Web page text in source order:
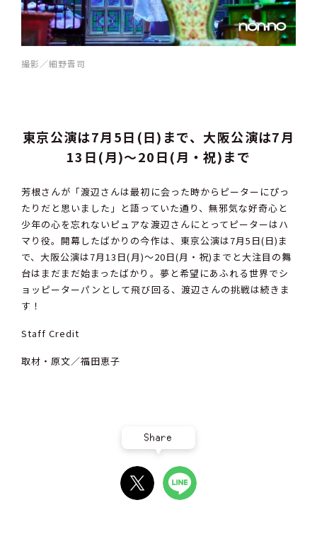
撮影／細野晋司
東京公演は7月5日(日)まで、大阪公演は7月
13日(月)～20日(月・祝)まで
芳根さんが「渡辺さんは最初に会った時からピーターにぴっ
たりだと思いました」と語っていた通り、無邪気な好奇心と
少年の心を忘れないピュアな渡辺さんにとってピーターはハ
マり役。開幕したばかりの今作は、東京公演は7月5日(日)ま
で、大阪公演は7月13日(月)～20日(月・祝)までと大注目の舞
台はまだまだ始まったばかり。夢と希望にあふれる世界でシ
ョッピーターパンとして飛び回る、渡辺さんの挑戦は続きま
す！
Staff Credit
取材・原文／福田恵子
Share